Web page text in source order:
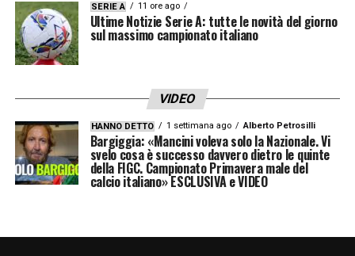
SERIE A 11 ore ago
Ultime Notizie Serie A: tutte le novità del giorno
sul massimo campionato italiano
VIDEO
HANNO DETTO 1 settimana ago Alberto Petrosilli
Bargiggia: «Mancini voleva solo la Nazionale. Vi
svelo cosa è successo davvero dietro le quinte
della FIGC. Campionato Primavera male del
calcio italiano» ESCLUSIVA e VIDEO